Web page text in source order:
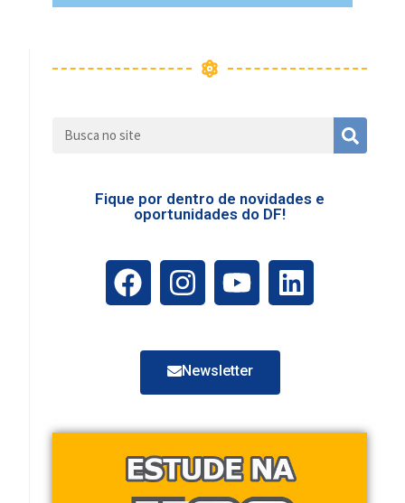
Fique por dentro de novidades e
oportunidades do DF!
Newsletter